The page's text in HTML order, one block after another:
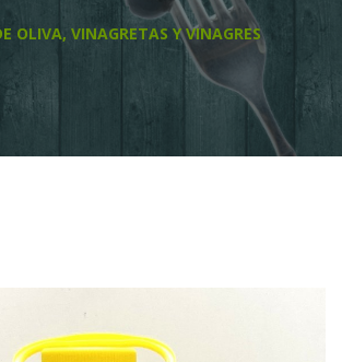
OLIVA, VINAGRETAS Y VINAGRES